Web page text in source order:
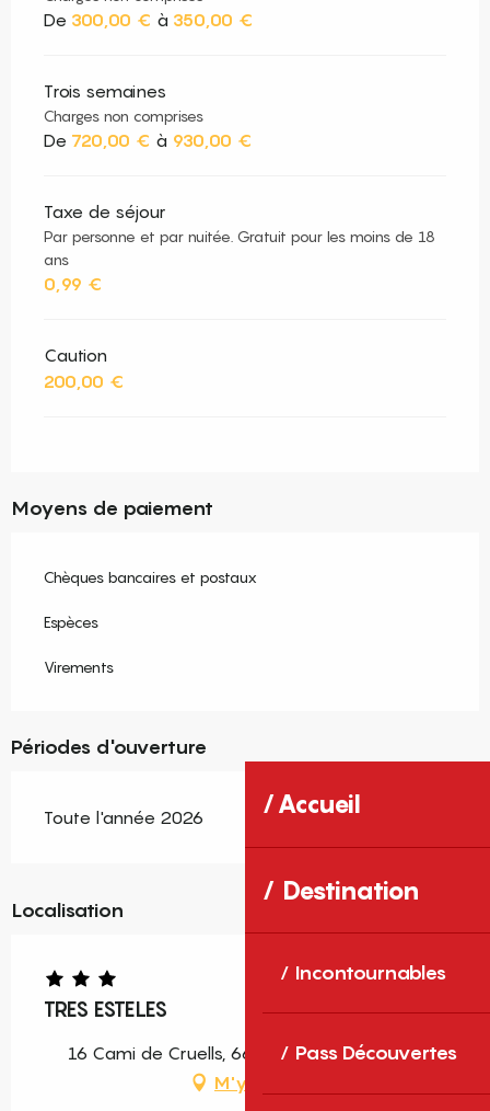
Accueil
Destination
Incontournables
Pass Découvertes
De 300,00 € à 350,00 €
Trois semaines
Charges non comprises
De 720,00 € à 930,00 €
Taxe de séjour
Par personne et par nuitée. Gratuit pour les moins de 18
ans
0,99 €
Caution
200,00 €
Moyens de paiement
Chèques bancaires et postaux
Espèces
Virements
Périodes d'ouverture
Toute l'année 2026
Localisation
TRES ESTELES
16 Cami de Cruells, 66500 Molitg-les-Bains
M'y rendre